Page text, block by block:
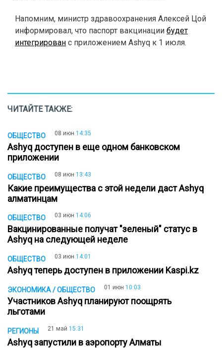
Напомним, министр здравоохранения Алексей Цой
информировал, что паспорт вакцинации будет
интегрирован с приложением Ashyq к 1 июля.
ЧИТАЙТЕ ТАКЖЕ:
ОБЩЕСТВО 08 июн 14:35
Ashyq доступен в еще одном банковском
приложении
ОБЩЕСТВО 08 июн 13:43
Какие преимущества с этой недели даст Ashyq
алматинцам
ОБЩЕСТВО 03 июн 14:06
Вакцинированные получат "зеленый" статус в
Ashyq на следующей неделе
ОБЩЕСТВО 03 июн 14:01
Ashyq теперь доступен в приложении Kaspi.kz
ЭКОНОМИКА / ОБЩЕСТВО 01 июн 10:03
Участников Ashyq планируют поощрять
льготами
РЕГИОНЫ 21 май 15:31
Ashyq запустили в аэропорту Алматы